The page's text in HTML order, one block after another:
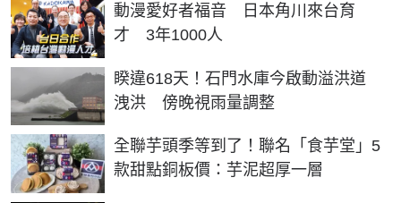
動漫愛好者福音 日本角川來台育
才 3年1000人
睽違618天！石門水庫今啟動溢洪道
洩洪 傍晚視雨量調整
全聯芋頭季等到了！聯名「食芋堂」5
款甜點銅板價：芋泥超厚一層